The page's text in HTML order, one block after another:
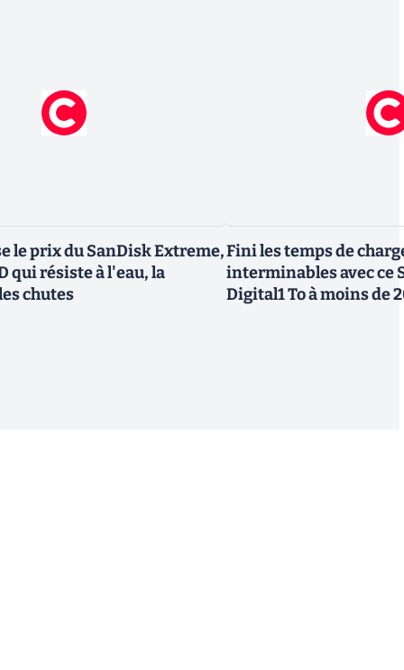
le prix du SanDisk Extreme,
qui résiste à l'eau, la
chutes
Fini les temps de
interminables avec ce
Digital1 To à moins de